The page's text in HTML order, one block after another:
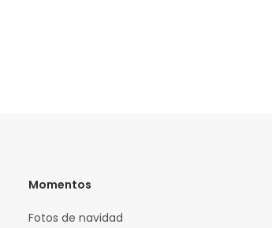
Momentos
Fotos de navidad